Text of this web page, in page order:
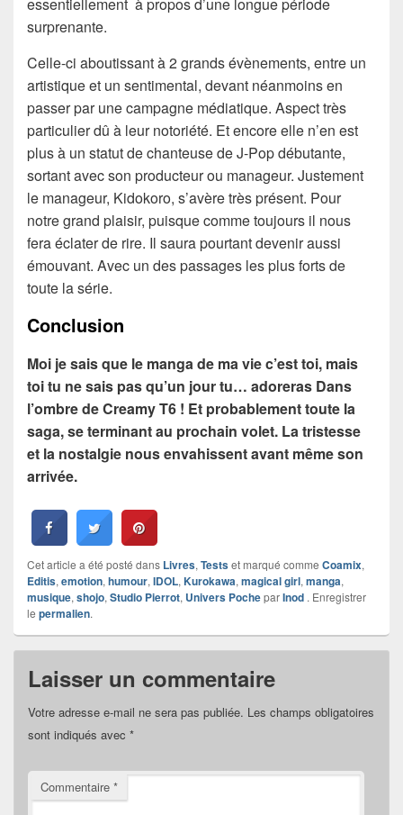
essentiellement à propos d’une longue période
surprenante.
Celle-ci aboutissant à 2 grands évènements, entre un
artistique et un sentimental, devant néanmoins en
passer par une campagne médiatique. Aspect très
particulier dû à leur notoriété. Et encore elle n’en est
plus à un statut de chanteuse de J-Pop débutante,
sortant avec son producteur ou manageur. Justement
le manageur, Kidokoro, s’avère très présent. Pour
notre grand plaisir, puisque comme toujours il nous
fera éclater de rire. Il saura pourtant devenir aussi
émouvant. Avec un des passages les plus forts de
toute la série.
Conclusion
Moi je sais que le manga de ma vie c’est toi, mais
toi tu ne sais pas qu’un jour tu… adoreras Dans
l’ombre de Creamy T6 ! Et probablement toute la
saga, se terminant au prochain volet. La tristesse
et la nostalgie nous envahissent avant même son
arrivée.
Cet article a été posté dans Livres,Testset marqué comme Coamix,
Editis,emotion,humour,IDOL,Kurokawa,magical girl,manga,
musique,shojo,Studio Pierrot, Univers PocheparInod . Enregistrer
le permalien.
Laisser un commentaire
Votre adresse e-mail ne sera pas publiée. Les champs obligatoires
sont indiqués avec *
Commentaire *